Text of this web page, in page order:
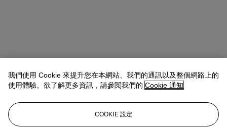
我們使用 Cookie 來提升您在本網站、我們的通訊以及整個網路上的
使用體驗。欲了解更多資訊，請參閱我們的 Cookie 通知
COOKIE 設定